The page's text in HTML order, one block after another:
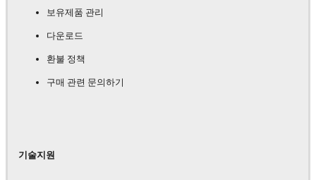
보유제품 관리
다운로드
환불 정책
구매 관련 문의하기
기술지원